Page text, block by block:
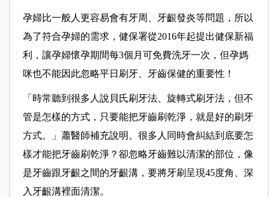
孕婦比一般人更容易會有牙周、牙齦發炎等問題，所以
為了符合孕婦的需求，健保署從2016年起提出健保新福
利，讓孕婦懷孕期間每3個月可免費洗牙一次，但孕媽
咪也不能因此忽略平日刷牙、牙齒保健的重要性！
「時常聽到很多人說貝氏刷牙法、旋轉式刷牙法，但不
管是怎樣的方式，只要能把牙齒刷乾淨，就是好的刷牙
方式。」蕭醫師補充說明。很多人同時會糾結到底要怎
樣才能把牙齒刷乾淨？卻忽略牙齒難以清潔的部位，像
是牙齒跟牙齦之間的牙齦溝，要將牙刷呈現45度角、深
入牙齦溝裡面清潔。